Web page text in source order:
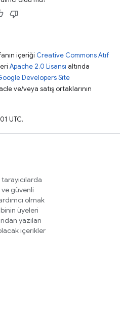
içeriği Creative Commons Atıf
Apache 2.0 Lisansı altında
Developers Site
ve/veya satış ortaklarının
UTC.
tarayıcılarda
ve güvenli
olmak
üyeleri
yazılan
içerikler